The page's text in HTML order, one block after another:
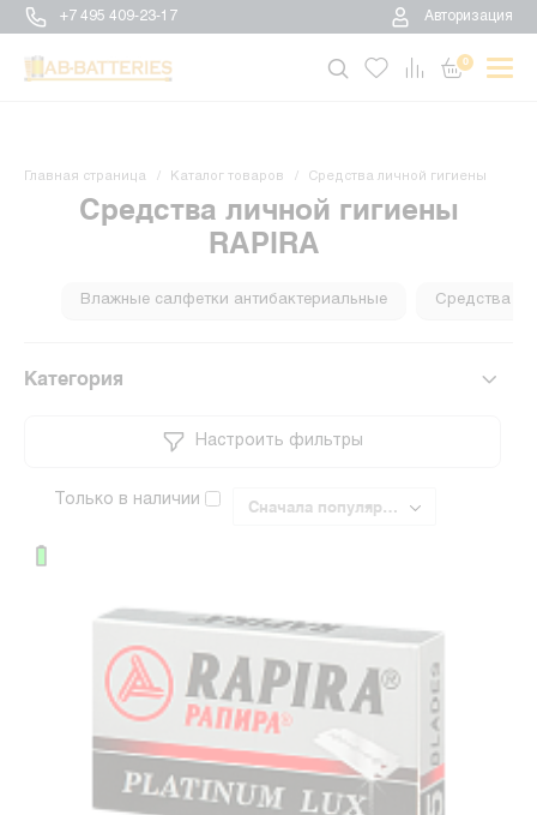
+7 495 409-23-17 Авторизация
0
Главная страница Каталог товаров Средства личной гигиены
Средства личной гигиены
RAPIRA
Влажные салфетки антибактериальные Средства
Категория
Настроить фильтры
Только в наличии Сначала популярные